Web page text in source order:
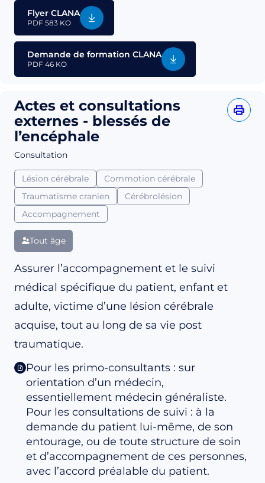
Flyer CLANA
PDF 583 KO
Demande de formation CLANA
PDF 46 KO
Actes et consultations
externes - blessés de
l’encéphale
Consultation
Lésion cérébrale
Commotion cérébrale
Traumatisme cranien
Cérébrolésion
Accompagnement
Tout âge
Assurer l’accompagnement et le suivi
médical spécifique du patient, enfant et
adulte, victime d’une lésion cérébrale
acquise, tout au long de sa vie post
traumatique.
Pour les primo-consultants : sur
orientation d’un médecin,
essentiellement médecin généraliste.
Pour les consultations de suivi : à la
demande du patient lui-même, de son
entourage, ou de toute structure de soin
et d’accompagnement de ces personnes,
avec l’accord préalable du patient.